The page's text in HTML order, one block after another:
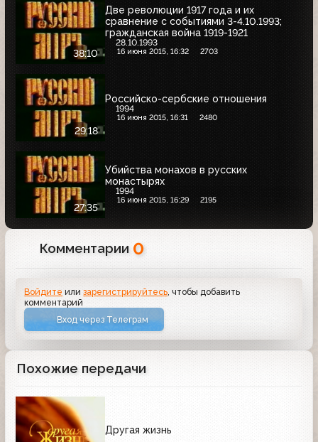
38:10
Две революции 1917 года и их
сравнение с событиями 3-4.10.1993;
гражданская война 1919-1921
28.10.1993
16 июня 2015, 16:32 2703
29:18
Российско-сербские отношения
1994
16 июня 2015, 16:31 2480
27:35
Убийства монахов в русских
монастырях
1994
16 июня 2015, 16:29 2195
Комментарии 0
Войдите илизарегистрируйтесь, чтобы добавить
комментарий
Вход через Телеграм
Похожие передачи
Другая жизнь